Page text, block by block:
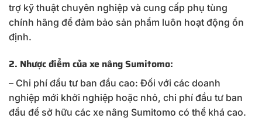
trợ kỹ thuật chuyên nghiệp và cung cấp phụ tùng
chính hãng để đảm bảo sản phẩm luôn hoạt động ổn
định.
2. Nhược điểm của xe nâng Sumitomo:
– Chi phí đầu tư ban đầu cao: Đối với các doanh
nghiệp mới khởi nghiệp hoặc nhỏ, chi phí đầu tư ban
đầu để sở hữu các xe nâng Sumitomo có thể khá cao.